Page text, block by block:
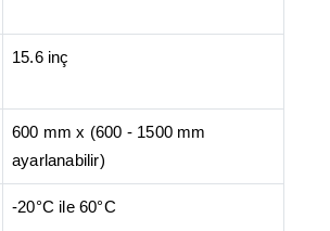
15.6 inç
600 mm x (600 - 1500 mm
ayarlanabilir)
-20°C ile 60°C